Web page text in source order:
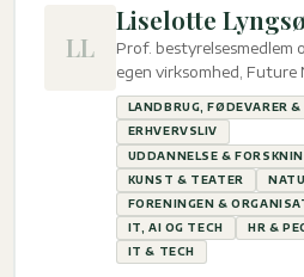
LL
Liselotte Lyngsø
Prof. bestyrelsesmedlem
egen virksomhed, Future
LANDBRUG, FØDEVARER
ERHVERVSLIV
UDDANNELSE &
KUNST & TEATER
FORENINGEN &
IT, AI OG TECH
HR &
IT & TECH